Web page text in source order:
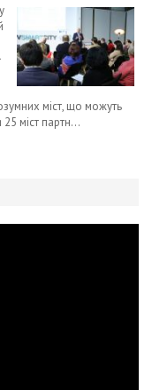
міст, що можуть
міст партн...